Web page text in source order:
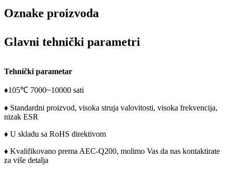
Oznake proizvoda
Glavni tehnički parametri
Tehnički parametar
♦105℃ 7000~10000 sati
♦ Standardni proizvod, visoka struja valovitosti, visoka frekvencija,
nizak ESR
♦ U skladu sa RoHS direktivom
♦ Kvalifikovano prema AEC-Q200, molimo Vas da nas kontaktirate
za više detalja